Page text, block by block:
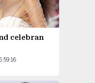
celebran